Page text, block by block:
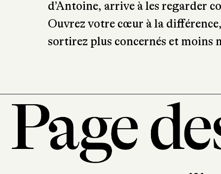
d’Antoine, arrive à les regarder
Ouvrez votre cœur à la
sortirez plus concernés et moins